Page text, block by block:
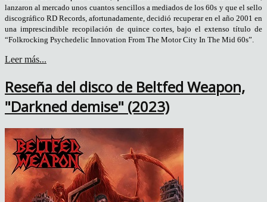
lanzaron al mercado unos cuantos sencillos a mediados de los 60s y que el sello
discográfico RD Records, afortunadamente, decidió recuperar en el año 2001 en
una imprescindible recopilación de quince cortes, bajo el extenso título de
“Folkrocking Psychedelic Innovation From The Motor City In The Mid 60s”.
Leer más...
Reseña del disco de Beltfed Weapon,
"Darkned demise" (2023)